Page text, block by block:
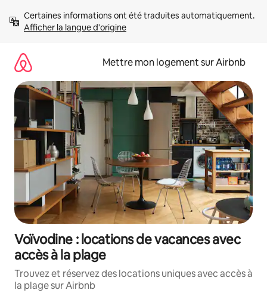
directement
Afficher la langue d'origine
Mettre mon logement sur Airbnb
Voïvodine : locations de vacances avec
accès à la plage
Trouvez et réservez des locations uniques avec accès à
la plage sur Airbnb